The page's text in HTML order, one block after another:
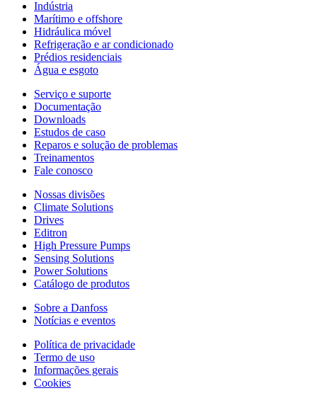
Indústria
Marítimo e offshore
Hidráulica móvel
Refrigeração e ar condicionado
Prédios residenciais
Água e esgoto
Serviço e suporte
Documentação
Downloads
Estudos de caso
Reparos e solução de problemas
Treinamentos
Fale conosco
Nossas divisões
Climate Solutions
Drives
Editron
High Pressure Pumps
Sensing Solutions
Power Solutions
Catálogo de produtos
Sobre a Danfoss
Notícias e eventos
Política de privacidade
Termo de uso
Informações gerais
Cookies